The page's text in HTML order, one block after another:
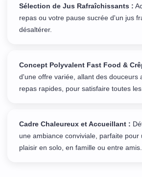
Sélection de Jus Rafraîchissants :
repas ou votre pause sucrée d'un jus
désaltérer.
Concept Polyvalent Fast Food &
d'une offre variée, allant des douceurs
repas rapides, pour satisfaire toutes les
Cadre Chaleureux et Accueillant :
une ambiance conviviale, parfaite pour
plaisir en solo, en famille ou entre amis.